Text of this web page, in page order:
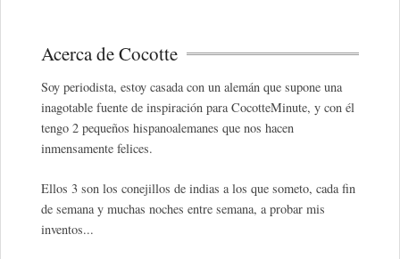
Acerca de Cocotte
Soy periodista, estoy casada con un alemán que supone una
inagotable fuente de inspiración para CocotteMinute, y con él
tengo 2 pequeños hispanoalemanes que nos hacen
inmensamente felices.
Ellos 3 son los conejillos de indias a los que someto, cada fin
de semana y muchas noches entre semana, a probar mis
inventos...